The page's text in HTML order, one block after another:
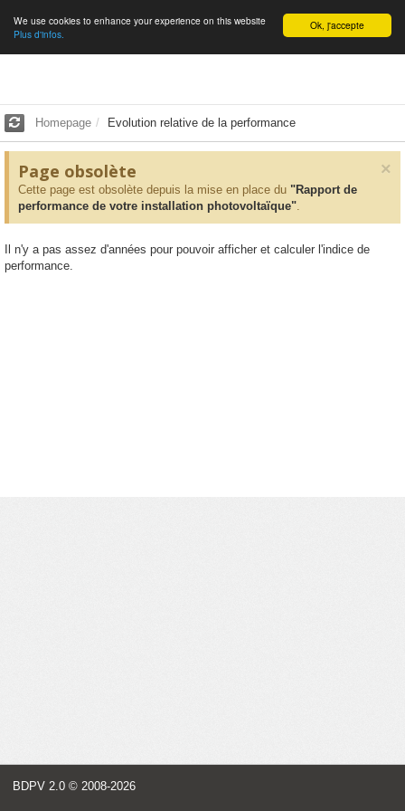
English Ok, j'accepte
We use cookies to enhance your experience on this website
Plus d'infos.
Homepage Evolution relative de la performance
×
Page obsolète
Cette page est obsolète depuis la mise en place du "Rapport de
performance de votre installation photovoltaïque".
Il n'y a pas assez d'années pour pouvoir afficher et calculer l'indice de
performance.
BDPV 2.0 © 2008-2026